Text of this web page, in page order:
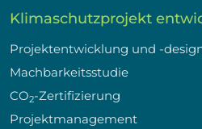
Klimaschutzprojekt
Projektentwicklung und -
Machbarkeitsstudie
CO2-Zertifizierung
Projektmanagement